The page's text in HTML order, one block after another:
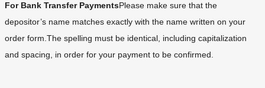
For Bank Transfer PaymentsPlease make sure that the
depositor’s name matches exactly with the name written on your
order form.The spelling must be identical, including capitalization
and spacing, in order for your payment to be confirmed.